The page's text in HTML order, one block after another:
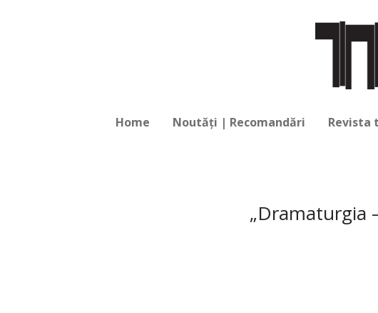
Home Noutăți | Recomandări Revista
„Dramaturgia